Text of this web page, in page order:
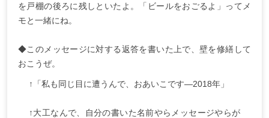
を戸棚の後ろに残しといたよ。「ビールをおごるよ」ってメ
モと一緒にね。
◆このメッセージに対する返答を書いた上で、壁を修繕して
おこうぜ。
↑「私も同じ目に遭うんで、おあいこです―2018年」
↑大工なんで、自分の書いた名前やらメッセージやらが